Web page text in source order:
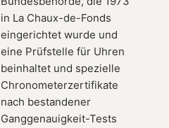
in La Chaux-de-Fonds
eingerichtet wurde und
eine Prüfstelle für Uhren
beinhaltet und spezielle
Chronometerzertifikate
nach bestandener
Ganggenauigkeit-Tests